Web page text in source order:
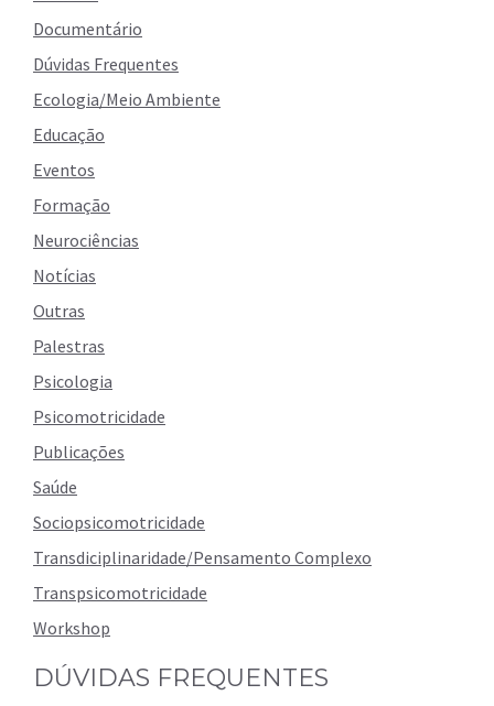
Documentário
Dúvidas Frequentes
Ecologia/Meio Ambiente
Educação
Eventos
Formação
Neurociências
Notícias
Outras
Palestras
Psicologia
Psicomotricidade
Publicações
Saúde
Sociopsicomotricidade
Transdiciplinaridade/Pensamento Complexo
Transpsicomotricidade
Workshop
DÚVIDAS FREQUENTES